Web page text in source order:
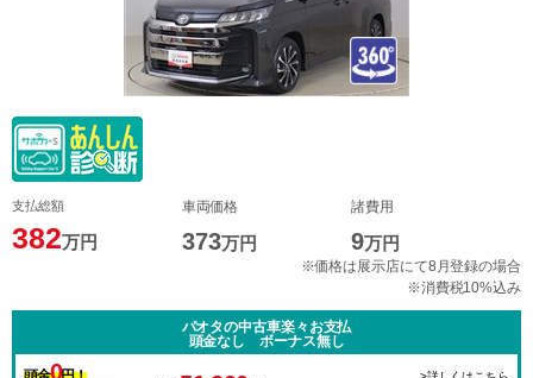
支払総額
382万円
車両価格
373万円
諸費用
9万円
※価格は展示店にて8月登録の場合
※消費税10%込み
パオタの中古車楽々お支払
頭金なし ボーナス無し
0